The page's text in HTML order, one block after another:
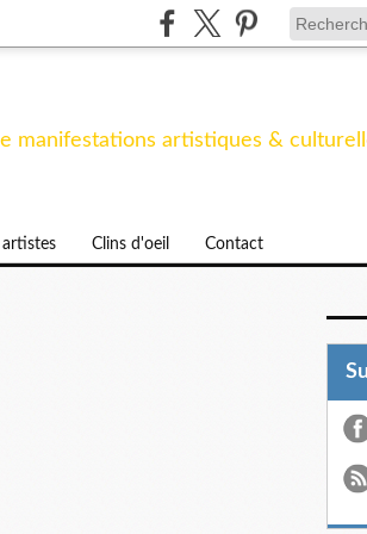
manifestations artistiques &
artistes Clins d'oeil Contact